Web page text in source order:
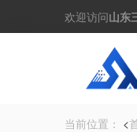
欢迎访问山东
当前位置： <